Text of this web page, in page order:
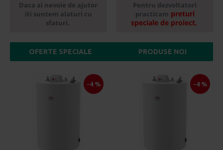
Daca ai nevoie de ajutor
iti suntem alaturi cu
sfaturi.
Pentru dezvoltatori
practicam preturi
speciale de proiect.
OFERTE SPECIALE PRODUSE NOI
-4 % -4 %